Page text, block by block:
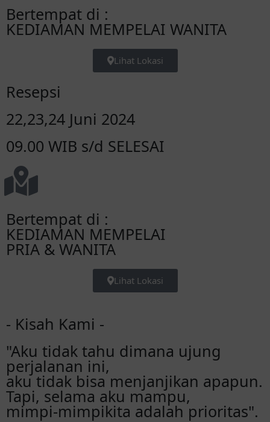
Bertempat di :
KEDIAMAN MEMPELAI WANITA
Lihat Lokasi
Resepsi
22,23,24 Juni 2024
09.00 WIB s/d SELESAI
Bertempat di :
KEDIAMAN MEMPELAI
PRIA & WANITA
Lihat Lokasi
- Kisah Kami -
"Aku tidak tahu dimana ujung
perjalanan ini,
aku tidak bisa menjanjikan apapun.
Tapi, selama aku mampu,
mimpi-mimpikita adalah prioritas".